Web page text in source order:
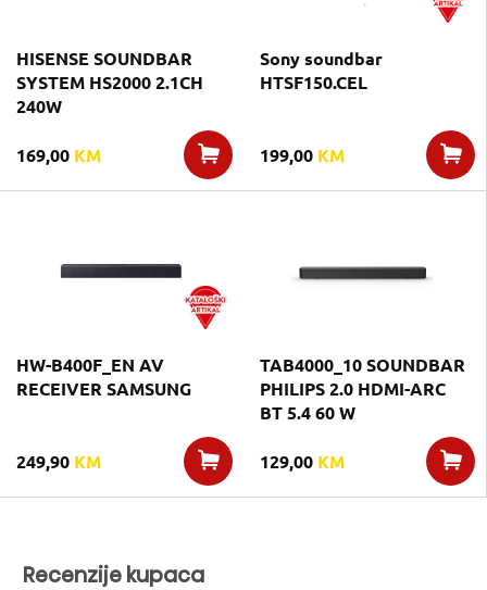
HISENSE SOUNDBAR
SYSTEM HS2000 2.1CH
240W
169,00 KM
Sony soundbar
HTSF150.CEL
199,00 KM
HW-B400F_EN AV
RECEIVER SAMSUNG
249,90 KM
TAB4000_10 SOUNDBAR
PHILIPS 2.0 HDMI-ARC
BT 5.4 60 W
129,00 KM
Recenzije kupaca